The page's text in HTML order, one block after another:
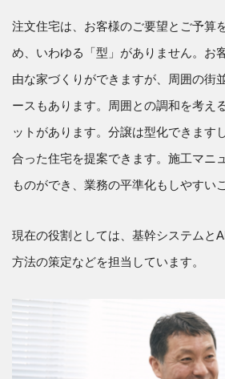
注文住宅は、お客様のご要望とご予算
め、いわゆる「型」がありません。お
由な家づくりができますが、周囲の街
ースもあります。周囲との調和を考え
ットがあります。分譲は型化できます
合った住宅を提案できます。施工マニ
ものができ、業務の平準化もしやすい
現在の役割としては、基幹システムと
方法の策定などを担当しています。